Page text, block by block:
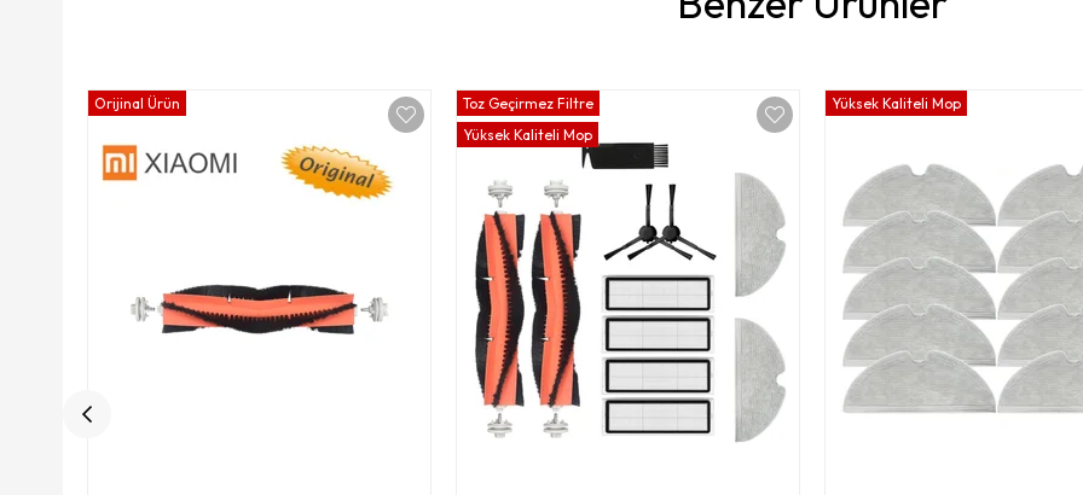
Orijinal Ürün
Toz Geçirmez Filtre
Yüksek Kaliteli Mop
Yüksek Kaliteli Mop